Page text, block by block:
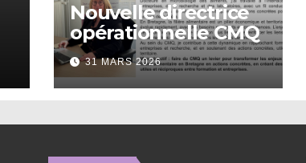
Nouvelle directrice
opérationnelle CMQ
31 MARS 2026